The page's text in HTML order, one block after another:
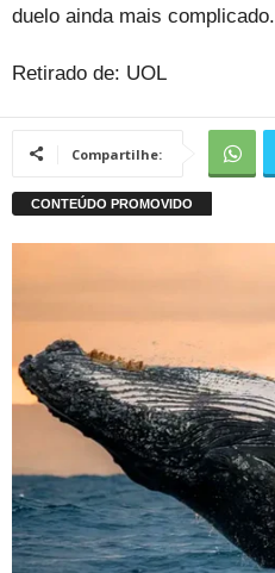
duelo ainda mais complicado.
Retirado de: UOL
Compartilhe: